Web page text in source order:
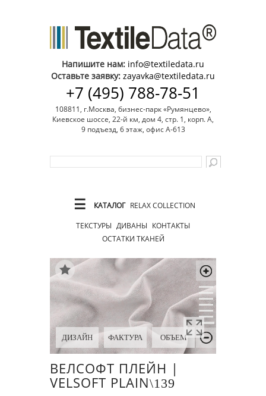
Напишите нам: info@textiledata.ru
Оставьте заявку: zayavka@textiledata.ru
+7 (495) 788-78-51
108811, г.Москва, бизнес-парк «Румянцево»,
Киевское шоссе, 22-й км, дом 4, стр. 1, корп. А,
9 подъезд, 6 этаж, офис А-613
☰ КАТАЛОГ RELAX COLLECTION
ТЕКСТУРЫ ДИВАНЫ КОНТАКТЫ
ОСТАТКИ ТКАНЕЙ
ДИЗАЙН ФАКТУРА ОБЪЕМ
ВЕЛСОФТ ПЛЕЙН |
VELSOFT PLAIN\​139